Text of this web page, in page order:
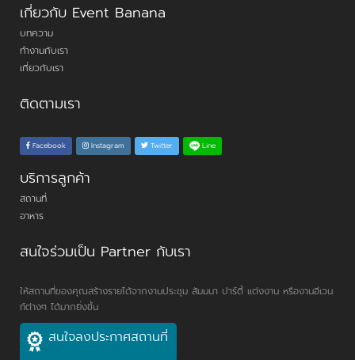
เกี่ยวกับ Event Banana
บทความ
ทำงานกับเรา
เกี่ยวกับเรา
ติดตามเรา
Facebook Instagram Twitter Line
บริการลูกค้า
สถานที่
อาหาร
สนใจร่วมเป็น Partner กับเรา
ให้สถานที่ของคุณสร้างรายได้จากงานประชุม สัมมนา ปาร์ตี้ แต่งงาน หรืองานอีเวน
ท์ต่างๆ ได้มากยิ่งขึ้น
สนใจลงประกาศสถานที่